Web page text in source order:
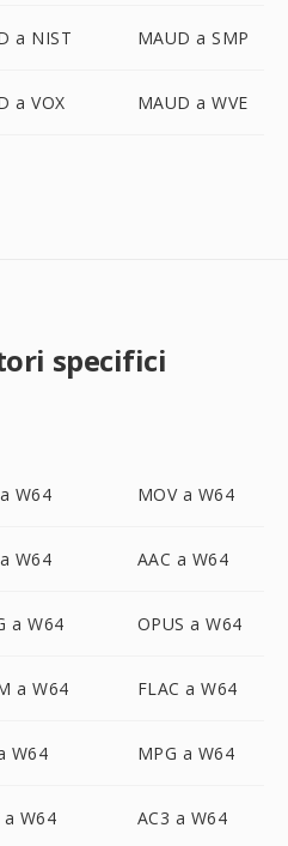
a NIST MAUD a SMP
a VOX MAUD a WVE
specifici
W64 MOV a W64
W64 AAC a W64
a W64 OPUS a W64
a W64 FLAC a W64
W64 MPG a W64
a W64 AC3 a W64